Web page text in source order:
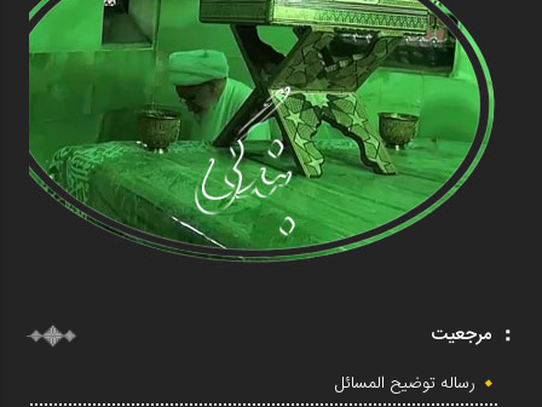
مرجعیت
رساله توضیح المسائل